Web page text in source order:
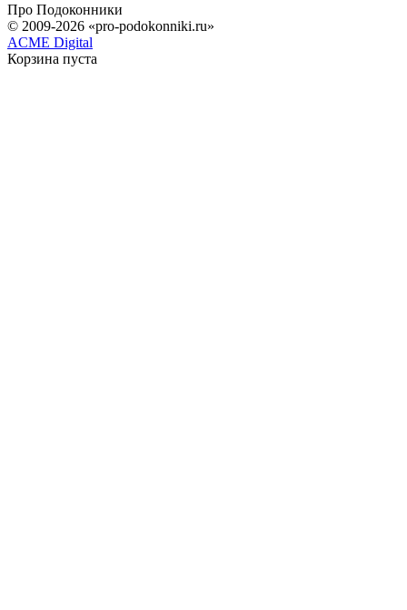
Про Подоконники
© 2009-2026 «pro-podokonniki.ru»
ACME Digital
Корзина пуста